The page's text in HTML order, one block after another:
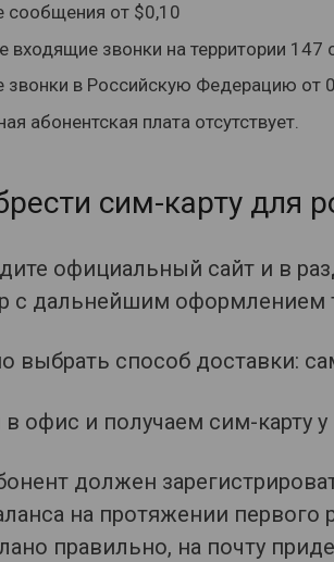
сообщения от $0,10
входящие звонки на территории 147
звонки в Российскую Федерацию от
абонентская плата отсутствует.
сим-карту для
официальный сайт и в
с дальнейшим оформлением
выбрать способ доставки:
офис и получаем сим-карту у
должен
на протяжении первого
правильно, на почту